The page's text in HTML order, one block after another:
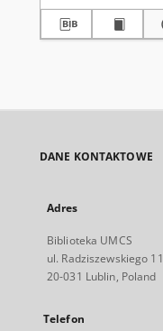
DANE KONTAKTOWE
Adres
Biblioteka UMCS
ul. Radziszewskiego 11
20-031 Lublin, Poland
Telefon